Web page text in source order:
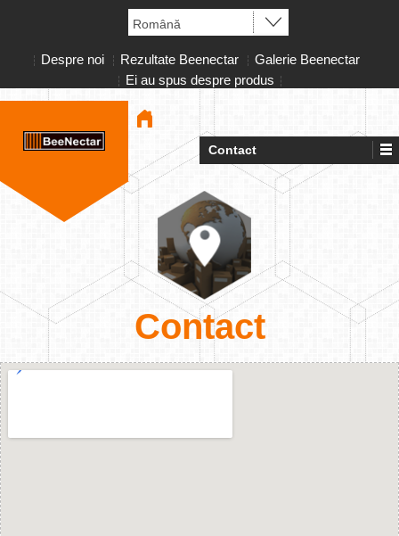
Despre noi Rezultate Beenectar
Galerie Beenectar
Ei au spus despre produs
Contact
Contact